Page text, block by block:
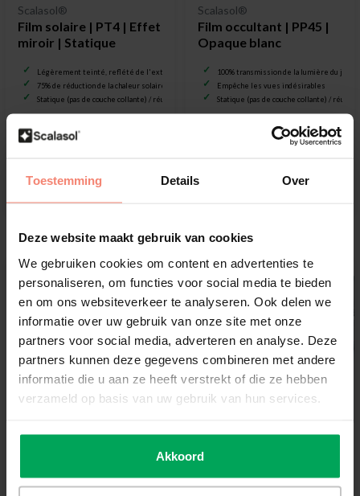
Toestemming Details Over
Deze website maakt gebruik van cookies
We gebruiken cookies om content en advertenties te
personaliseren, om functies voor social media te bieden
en om ons websiteverkeer te analyseren. Ook delen we
informatie over uw gebruik van onze site met onze
partners voor social media, adverteren en analyse. Deze
partners kunnen deze gegevens combineren met andere
informatie die u aan ze heeft verstrekt of die ze hebben
verzameld op basis van uw gebruik van hun services.
Akkoord
Scalasol®
Film solaire | PT4 | Effet
miroir | Statique
Légèrement teinté, reflété de l'extérieur
75% de réduction de la chaleur solaire
Statique (pas de couche collante) / réutilisable
€21,50
Afficher
Scalasol®
Film occultant | PP45 |
Opaque blanc
100% transmission de la lumière du jour
Empêche les vues indésirables
Statique (pas de couche collante) /
Afficher
Effet miroir
Scalasol®
Film solaire | SPM50E |
Légèrement teinté /